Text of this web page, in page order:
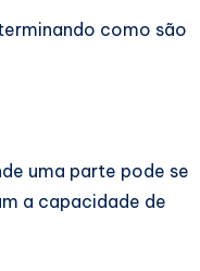
como são
uma parte pode se
a capacidade de